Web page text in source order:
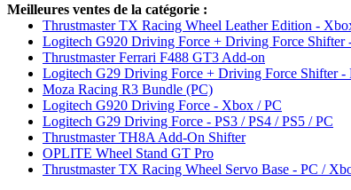
Meilleures ventes de la catégorie :
Thrustmaster TX Racing Wheel Leather Edition -
Logitech G920 Driving Force + Driving Force Shifter
Thrustmaster Ferrari F488 GT3 Add-on
Logitech G29 Driving Force + Driving Force Shifter -
Moza Racing R3 Bundle (PC)
Logitech G920 Driving Force - Xbox / PC
Logitech G29 Driving Force - PS3 / PS4 / PS5 / PC
Thrustmaster TH8A Add-On Shifter
OPLITE Wheel Stand GT Pro
Thrustmaster TX Racing Wheel Servo Base - PC /